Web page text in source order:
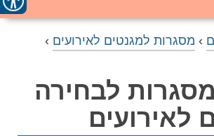
› מסגרות למגנטים לאירועים ›
לבחירה
לאירועים